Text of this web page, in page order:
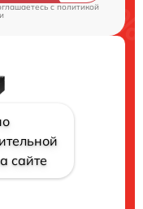
c политикой
сайте